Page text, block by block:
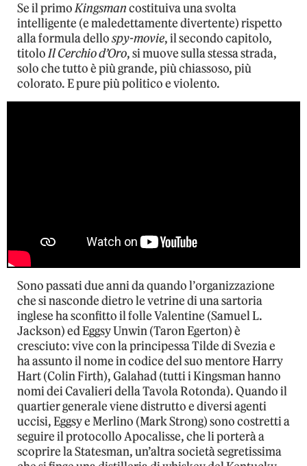
Se il primoKingsmancostituiva una svolta
intelligente (e maledettamente divertente) rispetto
alla formula dellospy-movie, il secondo capitolo,
titoloIl Cerchio d’Oro, si muove sulla stessa strada,
solo che tutto è più grande, più chiassoso, più
colorato. E pure più politico e violento.
Sono passati due anni da quando l’organizzazione
che si nasconde dietro le vetrine di una sartoria
inglese ha sconfitto il folle Valentine (Samuel L.
Jackson) ed Eggsy Unwin (Taron Egerton) è
cresciuto: vive con la principessa Tilde di Svezia e
ha assunto il nome in codice del suo mentore Harry
Hart (Colin Firth), Galahad (tutti i Kingsman hanno
nomi dei Cavalieri della Tavola Rotonda). Quando il
quartier generale viene distrutto e diversi agenti
uccisi, Eggsy e Merlino (Mark Strong) sono costretti a
seguire il protocollo Apocalisse, che li porterà a
scoprire la Statesman, un’altra società segretissima